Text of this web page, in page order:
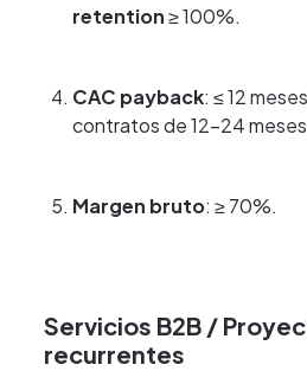
retention≥ 100%.
CAC payback: ≤ 12
contratos de 12–24
Margen bruto: ≥ 70%.
Servicios B2B /
recurrentes